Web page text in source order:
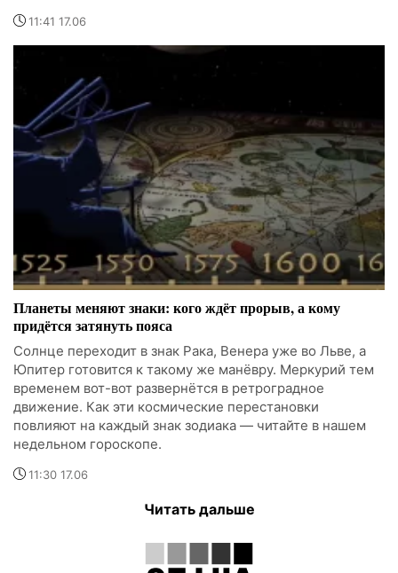
11:41 17.06
Планеты меняют знаки: кого ждёт прорыв, а кому
придётся затянуть пояса
Солнце переходит в знак Рака, Венера уже во Льве, а
Юпитер готовится к такому же манёвру. Меркурий тем
временем вот-вот развернётся в ретроградное
движение. Как эти космические перестановки
повлияют на каждый знак зодиака — читайте в нашем
недельном гороскопе.
11:30 17.06
Читать дальше